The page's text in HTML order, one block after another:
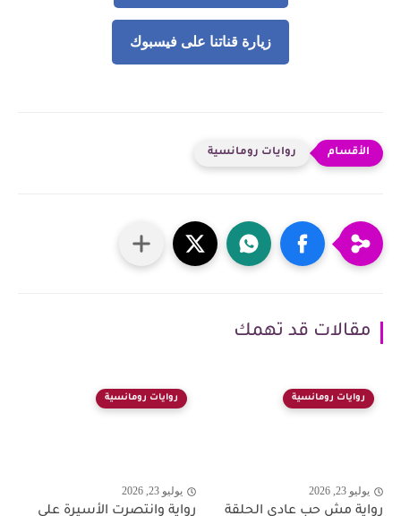
زيارة قناتنا على فيسبوك
روايات رومانسية
مقالات قد تهمك
روايات رومانسية
يوليو 23, 2026
رواية مش حب عادى الحلقة
روايات رومانسية
يوليو 23, 2026
رواية وانتصرت الأسيرة علي